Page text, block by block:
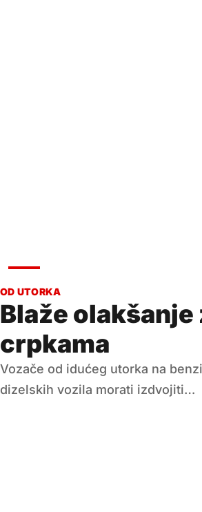
Blaže
crpkama
Vozače od idućeg utorka na
dizelskih vozila morati izdvojiti…